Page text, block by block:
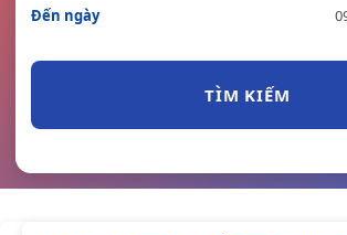
Đến ngày
TÌM KIẾM